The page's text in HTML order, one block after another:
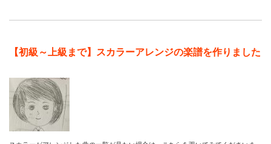
【初級～上級まで】スカラーアレンジの楽譜を作りました